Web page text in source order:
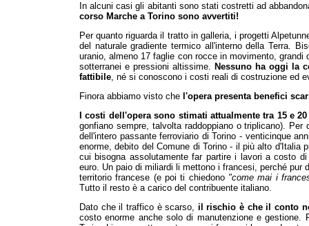
In alcuni casi gli abitanti sono stati costretti ad
corso Marche a Torino sono avvertiti!
Per quanto riguarda il tratto in galleria, i progetti
del naturale gradiente termico all'interno della Terra.
uranio, almeno 17 faglie con rocce in movimento,
sotterranei e pressioni altissime. Nessuno ha oggi la
fattibile, né si conoscono i costi reali di costruzione ed
Finora abbiamo visto che l'opera presenta benefici
I costi dell'opera sono stimati attualmente tra 15 e
gonfiano sempre, talvolta raddoppiano o triplicano).
dell'intero passante ferroviario di Torino - venticinque
enorme, debito del Comune di Torino - il più alto d'Italia
cui bisogna assolutamente far partire i lavori a costo
euro. Un paio di miliardi li mettono i francesi, perché
territorio francese (e poi ti chiedono "come mai i
Tutto il resto è a carico del contribuente italiano.
Dato che il traffico è scarso, il rischio è che il conto
costo enorme anche solo di manutenzione e